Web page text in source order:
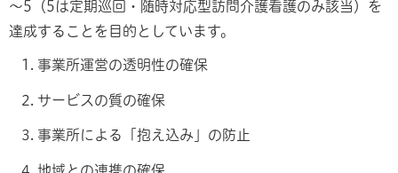
～5（5は定期巡回・随時対応型訪問介護看護のみ該当）を
達成することを目的としています。
事業所運営の透明性の確保
サービスの質の確保
事業所による「抱え込み」の防止
地域との連携の確保